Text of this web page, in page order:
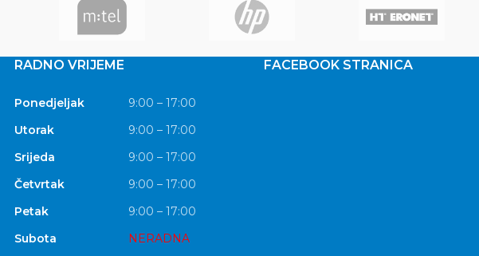
RADNO VRIJEME
Ponedjeljak
9:00 – 17:00
Utorak
9:00 – 17:00
Srijeda
9:00 – 17:00
Četvrtak
9:00 – 17:00
Petak
9:00 – 17:00
Subota
NERADNA
FACEBOOK STRANICA